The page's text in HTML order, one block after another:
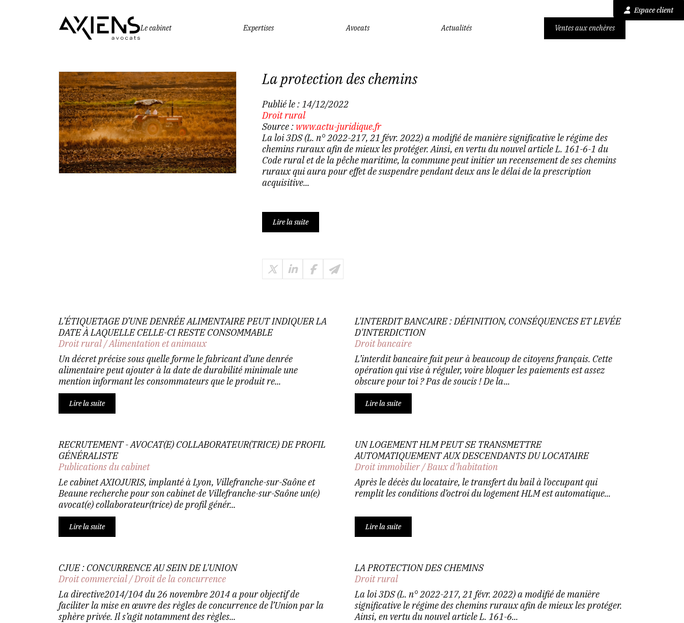
Espace client
Le cabinet
Expertises Avocats Actualités Ventes aux enchères
La protection des chemins
Publié le :14/12/2022
Droit rural
Source : www.actu-juridique.fr
La loi 3DS (L. n° 2022-217, 21 févr. 2022) a modifié de manière significative le régime des
chemins ruraux afin de mieux les protéger. Ainsi, en vertu du nouvel article L. 161-6-1 du
Code rural et de la pêche maritime, la commune peut initier un recensement de ses chemins
ruraux qui aura pour effet de suspendre pendant deux ans le délai de la prescription
acquisitive...
Lire la suite
L’ÉTIQUETAGE D’UNE DENRÉE ALIMENTAIRE PEUT INDIQUER LA
DATE À LAQUELLE CELLE-CI RESTE CONSOMMABLE
Droit rural/Alimentation et animaux
Un décret précise sous quelle forme le fabricant d’une denrée
alimentaire peut ajouter à la date de durabilité minimale une
mention informant les consommateurs que le produit re...
Lire la suite
L'INTERDIT BANCAIRE : DÉFINITION, CONSÉQUENCES ET LEVÉE
D'INTERDICTION
Droit bancaire
L’interdit bancaire fait peur à beaucoup de citoyens français. Cette
opération qui vise à réguler, voire bloquer les paiements est assez
obscure pour toi ? Pas de soucis ! De la...
Lire la suite
RECRUTEMENT - AVOCAT(E) COLLABORATEUR(TRICE) DE PROFIL
GÉNÉRALISTE
Publications du cabinet
Le cabinet AXIOJURIS, implanté à Lyon, Villefranche-sur-Saône et
Beaune recherche pour son cabinet de Villefranche-sur-Saône un(e)
avocat(e) collaborateur(trice) de profil génér...
Lire la suite
UN LOGEMENT HLM PEUT SE TRANSMETTRE
AUTOMATIQUEMENT AUX DESCENDANTS DU LOCATAIRE
Droit immobilier/Baux d'habitation
Après le décès du locataire, le transfert du bail à l’occupant qui
remplit les conditions d’octroi du logement HLM est automatique...
Lire la suite
CJUE : CONCURRENCE AU SEIN DE L'UNION
Droit commercial/Droit de la concurrence
La directive2014/104 du 26 novembre 2014 a pour objectif de
faciliter la mise en œuvre des règles de concurrence de l’Union par la
sphère privée. Il s’agit notamment des règles...
LA PROTECTION DES CHEMINS
Droit rural
La loi 3DS (L. n° 2022-217, 21 févr. 2022) a modifié de manière
significative le régime des chemins ruraux afin de mieux les protéger.
Ainsi, en vertu du nouvel article L. 161-6...